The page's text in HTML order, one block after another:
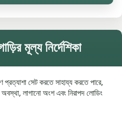
মূল্য নির্দেশিকা
সেট করতে সাহায্য করতে পারে,
লাগানো অংশ এবং নিরাপদ লোডিং